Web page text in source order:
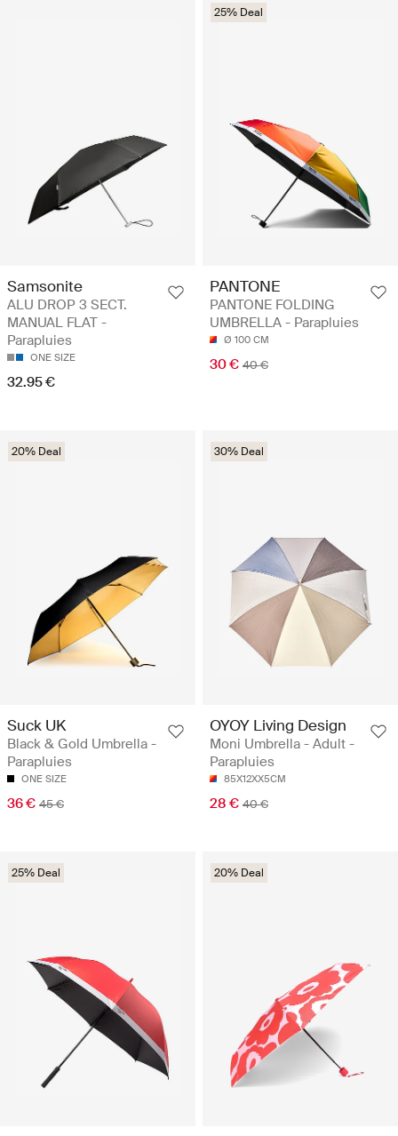
Samsonite
ALU DROP 3 SECT.
MANUAL FLAT -
Parapluies
ONE SIZE
32.95 €
25% Deal
PANTONE
PANTONE FOLDING
UMBRELLA - Parapluies
Ø 100 CM
30 € 40 €
20% Deal
Suck UK
Black & Gold Umbrella -
Parapluies
ONE SIZE
36 € 45 €
30% Deal
OYOY Living Design
Moni Umbrella - Adult -
Parapluies
85X12XX5CM
28 € 40 €
25% Deal 20% Deal